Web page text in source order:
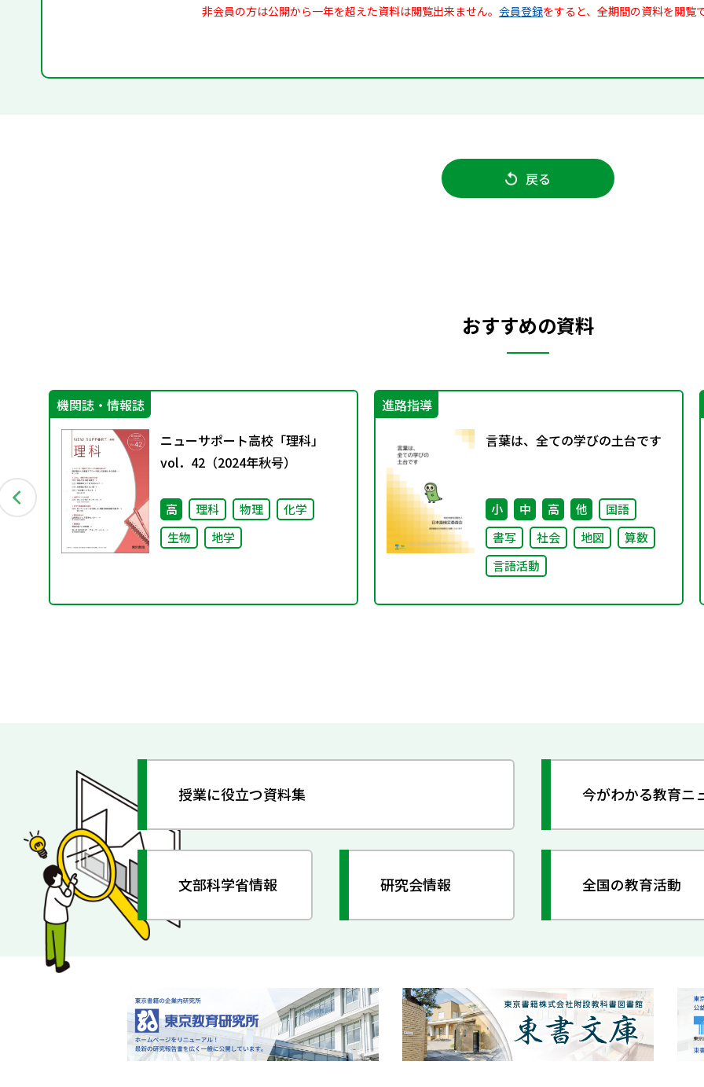
非会員の方は公開から一年を超えた資料は閲覧出来ません。 会員登録をすると、全期間の資料を閲覧
戻る
おすすめの資料
機関誌・情報誌
ニューサポート高校「理科」
vol．42（2024年秋号）
高 理科 物理
化学
生物
地学
進路指導
言葉は、全ての学びの土台です
小 中 高 他
国語
書写
社会 地図
算数
言語活動
授業に役立つ資料集 今がわかる教育ニ
文部科学省情報 研究会情報 全国の教育活動